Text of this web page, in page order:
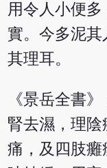
用令人小便
實。今多泥
其理耳。
《景岳全書
腎去濕，理
痛，及四肢